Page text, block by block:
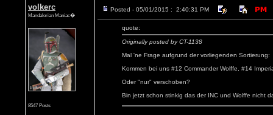
volkerc
Mandalorian Maniac�
8547 Posts
Posted - 05/01/2015 : 2:40:31 PM
quote:
Originally posted by CT-1138
Mal 'ne Frage aufgrund der vorliegenden Sortierung:
Kommen bei uns #12 Commander Wolffe, #14
Oder "nur" verschoben?
Bin jetzt schon stinkig das der INC und Wolffe nicht